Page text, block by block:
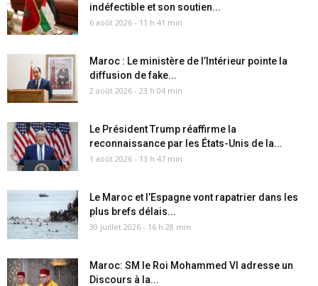
indéfectible et son soutien...
6 août 2026 - 11 h 41 min
Maroc : Le ministère de l’Intérieur pointe la
diffusion de fake...
2 août 2026 - 23 h 04 min
Le Président Trump réaffirme la
reconnaissance par les États-Unis de la...
1 août 2026 - 13 h 47 min
Le Maroc et l’Espagne vont rapatrier dans les
plus brefs délais...
30 juillet 2026 - 16 h 28 min
Maroc: SM le Roi Mohammed VI adresse un
Discours à la...